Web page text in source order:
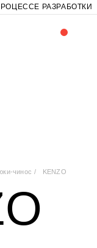
РАЗРАБОТКИ
чинос KENZO